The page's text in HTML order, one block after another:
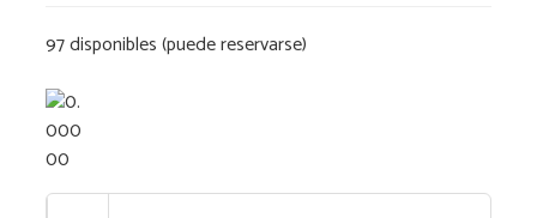
97 disponibles (puede reservarse)